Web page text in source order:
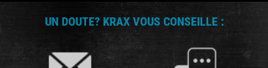
UN DOUTE? KRAX VOUS CONSEILLE :